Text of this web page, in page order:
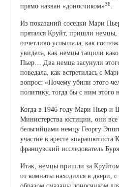
прямо назван «доносчиком»36.
Из показаний соседки Мари
прятался Круйт, пришли
отчетливо услышала, как
увидела, как немцы тащили
Пьер… Два немца засунули
поведала, как встретилась с
вопрос: «Почему убили этого
политику, тогда бы с ним этого
Когда в 1946 году Мари Пьер и
Министерства юстиции, они
бельгийцами немцу Георгу
участие в аресте «парашютиста
французский исследователь
Итак, немцы пришли за Круйтом
от комнаты находился в двери,